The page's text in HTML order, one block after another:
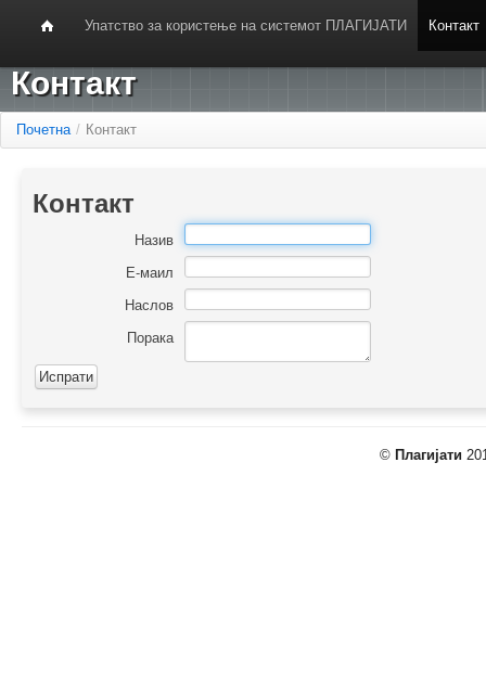
Упатство за користење на системот ПЛАГИЈАТИ Контакт
Контакт
Почетна / Контакт
Контакт
Назив
Е-маил
Наслов
Порака
© Плагијати